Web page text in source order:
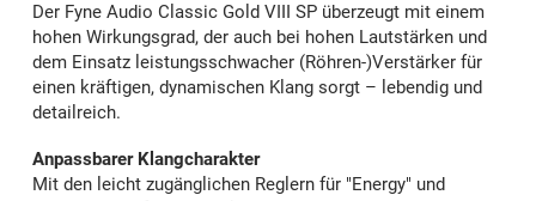
Der Fyne Audio Classic Gold VIII SP überzeugt mit einem
hohen Wirkungsgrad, der auch bei hohen Lautstärken und
dem Einsatz leistungsschwacher (Röhren-)Verstärker für
einen kräftigen, dynamischen Klang sorgt – lebendig und
detailreich.
Anpassbarer Klangcharakter
Mit den leicht zugänglichen Reglern für "Energy" und